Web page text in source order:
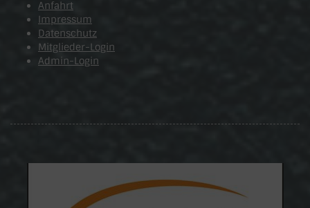
Anfahrt
Impressum
Datenschutz
Mitglieder-Login
Admin-Login